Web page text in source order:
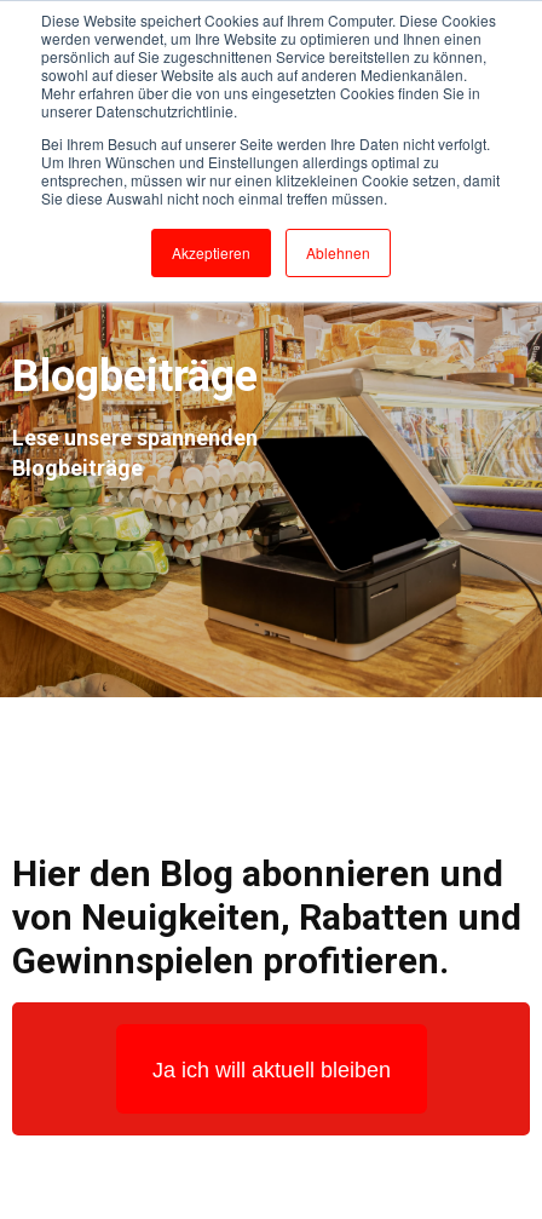
Diese Website speichert Cookies auf Ihrem Computer. Diese Cookies
werden verwendet, um Ihre Website zu optimieren und Ihnen einen
persönlich auf Sie zugeschnittenen Service bereitstellen zu können,
sowohl auf dieser Website als auch auf anderen Medienkanälen.
Mehr erfahren über die von uns eingesetzten Cookies finden Sie in
unserer Datenschutzrichtlinie.
Bei Ihrem Besuch auf unserer Seite werden Ihre Daten nicht verfolgt.
Um Ihren Wünschen und Einstellungen allerdings optimal zu
entsprechen, müssen wir nur einen klitzekleinen Cookie setzen, damit
Sie diese Auswahl nicht noch einmal treffen müssen.
Akzeptieren Ablehnen
Blogbeiträge
Lese unsere spannenden
Blogbeiträge
Hier den Blog abonnieren und
von Neuigkeiten, Rabatten und
Gewinnspielen profitieren.
Ja ich will aktuell bleiben